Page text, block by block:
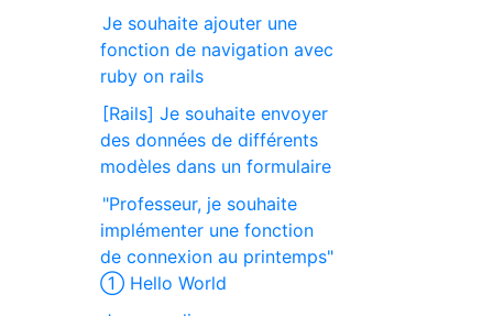
Je souhaite ajouter une
fonction de navigation avec
ruby on rails
[Rails] Je souhaite envoyer
des données de différents
modèles dans un formulaire
"Professeur, je souhaite
implémenter une fonction
de connexion au printemps"
① Hello World